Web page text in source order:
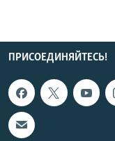
ПРИСОЕДИНЯЙТЕСЬ!